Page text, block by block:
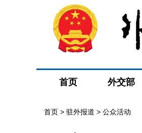
首页 外交部
首页 > 驻外报道 > 公众活动